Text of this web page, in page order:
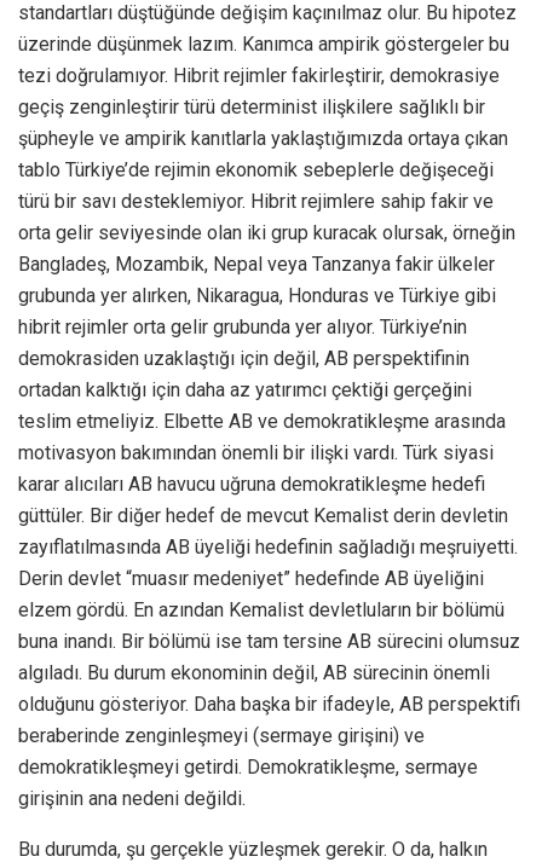
standartları düştüğünde değişim kaçınılmaz olur. Bu hipotez
üzerinde düşünmek lazım. Kanımca ampirik göstergeler bu
tezi doğrulamıyor. Hibrit rejimler fakirleştirir, demokrasiye
geçiş zenginleştirir türü determinist ilişkilere sağlıklı bir
şüpheyle ve ampirik kanıtlarla yaklaştığımızda ortaya çıkan
tablo Türkiye’de rejimin ekonomik sebeplerle değişeceği
türü bir savı desteklemiyor. Hibrit rejimlere sahip fakir ve
orta gelir seviyesinde olan iki grup kuracak olursak, örneğin
Bangladeş, Mozambik, Nepal veya Tanzanya fakir ülkeler
grubunda yer alırken, Nikaragua, Honduras ve Türkiye gibi
hibrit rejimler orta gelir grubunda yer alıyor. Türkiye’nin
demokrasiden uzaklaştığı için değil, AB perspektifinin
ortadan kalktığı için daha az yatırımcı çektiği gerçeğini
teslim etmeliyiz. Elbette AB ve demokratikleşme arasında
motivasyon bakımından önemli bir ilişki vardı. Türk siyasi
karar alıcıları AB havucu uğruna demokratikleşme hedefi
güttüler. Bir diğer hedef de mevcut Kemalist derin devletin
zayıflatılmasında AB üyeliği hedefinin sağladığı meşruiyetti.
Derin devlet “muasır medeniyet” hedefinde AB üyeliğini
elzem gördü. En azından Kemalist devletluların bir bölümü
buna inandı. Bir bölümü ise tam tersine AB sürecini olumsuz
algıladı. Bu durum ekonominin değil, AB sürecinin önemli
olduğunu gösteriyor. Daha başka bir ifadeyle, AB perspektifi
beraberinde zenginleşmeyi (sermaye girişini) ve
demokratikleşmeyi getirdi. Demokratikleşme, sermaye
girişinin ana nedeni değildi.
Bu durumda, şu gerçekle yüzleşmek gerekir. O da, halkın